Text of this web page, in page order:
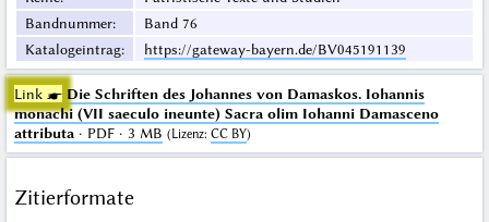
Bandnummer:
Band 76
Katalogeintrag: https://gateway-bayern.de/BV045191139
Link ☛ Die Schriften des Johannes von Damaskos. Iohannis
monachi (VII saeculo ineunte) Sacra olim Iohanni Damasceno
attributa· PDF · 3 MB (Lizenz: CC BY)
Zitierformate